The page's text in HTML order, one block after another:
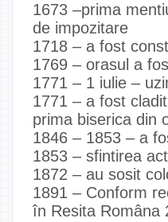
1673 –prima
de impozitare
1718 – a fost
1769 – orasul a
1771 – 1 iulie –
1771 – a fost
prima biserica din
1846 – 1853 – a
1853 – sfintirea
1872 – au sosit
1891 – Conform
în Resita Româna